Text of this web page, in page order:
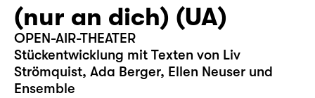
(nur an dich) (UA)
OPEN-AIR-THEATER
Stückentwicklung mit Texten von Liv
Strömquist, Ada Berger, Ellen Neuser und
Ensemble